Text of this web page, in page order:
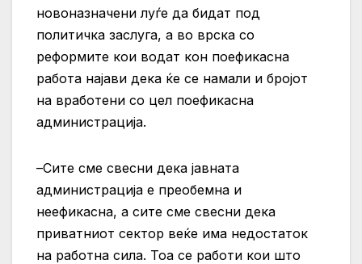
новоназначени луѓе да бидат под
политичка заслуга, а во врска со
реформите кои водат кон поефикасна
работа најави дека ќе се намали и бројот
на вработени со цел поефикасна
администрација.
–Сите сме свесни дека јавната
администрација е преобемна и
неефикасна, а сите сме свесни дека
приватниот сектор веќе има недостаток
на работна сила. Тоа се работи кои што